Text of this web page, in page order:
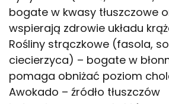
bogate w kwasy tłuszczowe
wspierają zdrowie układu
Rośliny strączkowe (fasola,
ciecierzyca) – bogate w
pomaga obniżać poziom
Awokado – źródło tłuszczów